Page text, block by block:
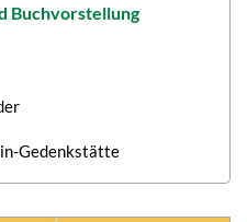
Buchvorstellung
Gedenkstätte